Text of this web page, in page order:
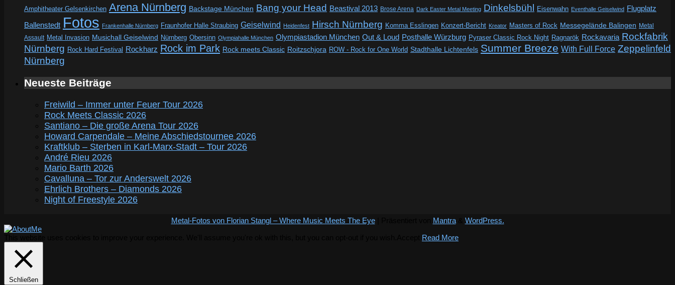
Amphitheater Gelsenkirchen Arena Nürnberg Backstage München Bang your Head Beastival 2013 Brose Arena Dark Easter Metal Meeting Dinkelsbühl Eisenwahn Eventhalle Geiselwind Flugplatz
Ballenstedt Fotos Frankenhalle Nürnberg Fraunhofer Halle Straubing Geiselwind Heidenfest Hirsch Nürnberg Komma Esslingen Konzert-Bericht Kreator Masters of Rock Messegelände Balingen Metal
Assault Metal Invasion Musichall Geiselwind Nürnberg Obersinn Olympiahalle München Olympiastadion München Out & Loud Posthalle Würzburg Pyraser Classic Rock Night Ragnarök Rockavaria Rockfabrik
Nürnberg Rock Hard Festival Rockharz Rock im Park Rock meets Classic Roitzschjora ROW - Rock for One World Stadthalle Lichtenfels Summer Breeze With Full Force Zeppelinfeld
Nürnberg
Neueste Beiträge
Freiwild – Immer unter Feuer Tour 2026
Rock Meets Classic 2026
Santiano – Die große Arena Tour 2026
Howard Carpendale – Meine Abschiedstournee 2026
Kraftklub – Sterben in Karl-Marx-Stadt – Tour 2026
André Rieu 2026
Mario Barth 2026
Cavalluna – Tor zur Anderswelt 2026
Ehrlich Brothers – Diamonds 2026
Night of Freestyle 2026
Metal-Fotos von Florian Stangl – Where Music Meets The Eye| Präsentiert von Mantra& WordPress.
Read More
Schließen